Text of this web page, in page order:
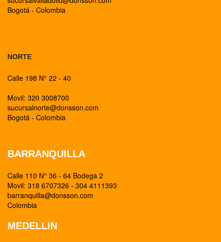
Bogotá - Colombia
NORTE
Calle 198 N° 22 - 40
Movil: 320 3008700
sucursalnorte@donsson.com
Bogotá - Colombia
BARRANQUILLA
Calle 110 N° 36 - 64 Bodega 2
Movil: 318 6707326 - 304 4111393
barranquilla@donsson.com
Colombia
MEDELLIN